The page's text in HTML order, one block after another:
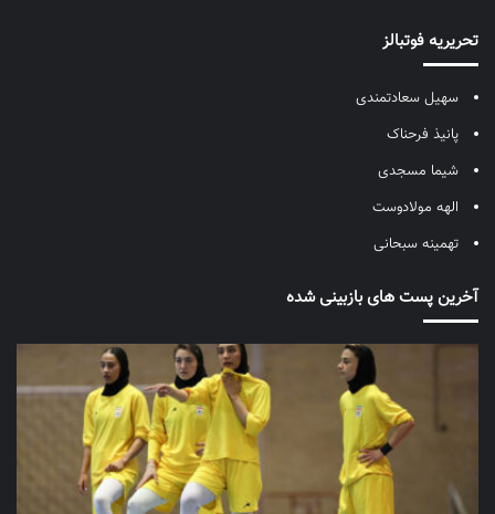
تحریریه فوتبالز
سهیل سعادتمندی
پانیذ فرحناک
شیما مسجدی
الهه مولادوست
تهمینه سبحانی
آخرین پست های بازبینی شده